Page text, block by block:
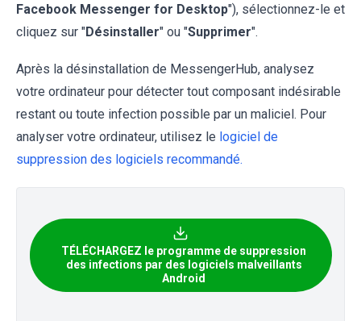
Facebook Messenger for Desktop"), sélectionnez-le et
cliquez sur "Désinstaller" ou "Supprimer".
Après la désinstallation de MessengerHub, analysez
votre ordinateur pour détecter tout composant indésirable
restant ou toute infection possible par un maliciel. Pour
analyser votre ordinateur, utilisez le logiciel de
suppression des logiciels recommandé.
TÉLÉCHARGEZ le programme de suppression
des infections par des logiciels malveillants
Android